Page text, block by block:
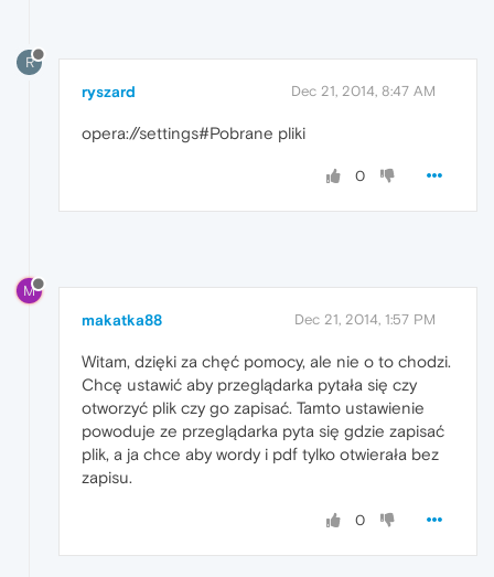
R
ryszard Dec 21, 2014, 8:47 AM
opera://settings#Pobrane pliki
0
M
makatka88 Dec 21, 2014, 1:57 PM
Witam, dzięki za chęć pomocy, ale nie o to chodzi.
Chcę ustawić aby przeglądarka pytała się czy
otworzyć plik czy go zapisać. Tamto ustawienie
powoduje ze przeglądarka pyta się gdzie zapisać
plik, a ja chce aby wordy i pdf tylko otwierała bez
zapisu.
0